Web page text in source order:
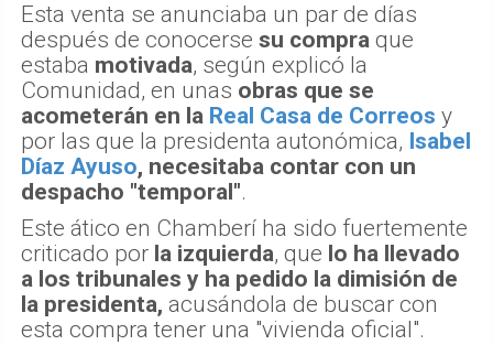
Esta venta se anunciaba un par de días
después de conocerse su compra que
estaba motivada, según explicó la
Comunidad, en unas obras que se
acometerán en la Real Casa de Correos y
por las que la presidenta autonómica, Isabel
Díaz Ayuso, necesitaba contar con un
despacho "temporal".
Este ático en Chamberí ha sido fuertemente
criticado por la izquierda, que lo ha llevado
a los tribunales y ha pedido la dimisión de
la presidenta, acusándola de buscar con
esta compra tener una "vivienda oficial".